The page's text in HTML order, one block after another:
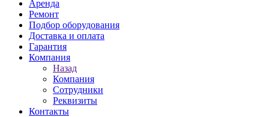
Аренда
Ремонт
Подбор оборудования
Доставка и оплата
Гарантия
Компания
Назад
Компания
Сотрудники
Реквизиты
Контакты